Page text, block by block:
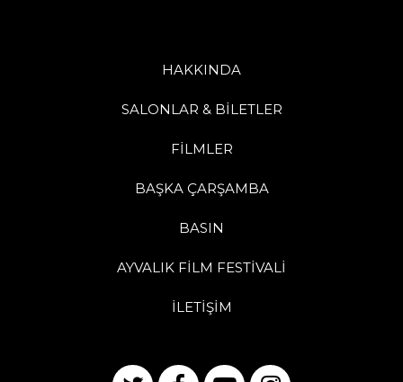
HAKKINDA
SALONLAR & BİLETLER
FİLMLER
BAŞKA ÇARŞAMBA
BASIN
AYVALIK FİLM FESTİVALİ
İLETİŞİM